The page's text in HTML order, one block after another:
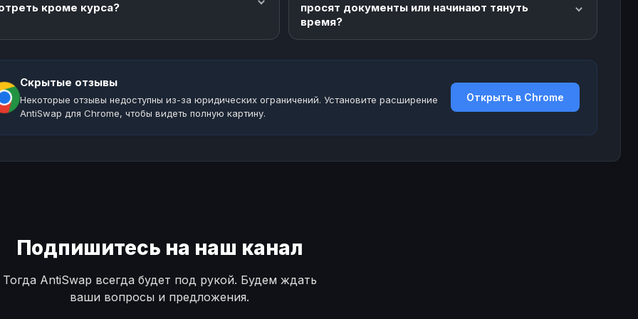
кроме курса?
просят документы или начинают тянуть
время?
Скрытые отзывы
Некоторые отзывы недоступны из-за юридических ограничений. Установите расширение
AntiSwap для Chrome, чтобы видеть полную картину.
Открыть в Chrome
Подпишитесь на наш канал
Тогда AntiSwap всегда будет под рукой. Будем ждать
ваши вопросы и предложения.